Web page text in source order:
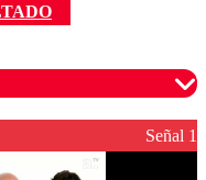
para garantizar un
Señal 1